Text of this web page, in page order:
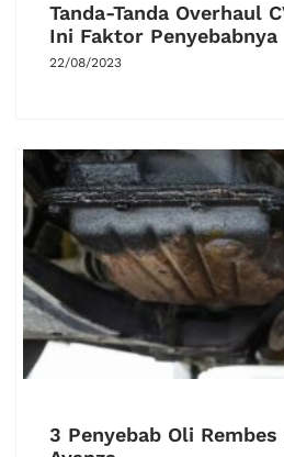
Tanda-Tanda Overhaul
Ini Faktor Penyebabnya
22/08/2023
3 Penyebab Oli